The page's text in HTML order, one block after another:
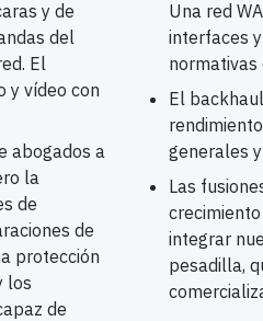
y de
del
El
y vídeo con
abogados a
la
de
de
protección
los
de
Una red
interfaces
normativas
El
generales
Las
integrar
pesadilla,